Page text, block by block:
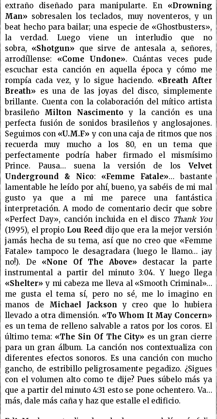
extraño diseñado para manipularte. En «Drowning
Man» sobresalen los teclados, muy noventeros, y un
beat hecho para bailar; una especie de «Ghostbusters»,
la verdad. Luego viene un interludio que no
sobra, «Shotgun» que sirve de antesala a, señores,
arrodíllense: «Come Undone». Cuántas veces pude
escuchar esta canción en aquella época y cómo me
rompía cada vez, y lo sigue haciendo. «Breath After
Breath» es una de las joyas del disco, simplemente
brillante. Cuenta con la colaboración del mítico artista
brasileño Milton Nascimento y la canción es una
perfecta fusión de sonidos brasileños y anglosajones.
Seguimos con «U.M.F» y con una caja de ritmos que nos
recuerda muy mucho a los 80, en un tema que
perfectamente podría haber firmado el mismísimo
Prince. Pausa… suena la versión de los Velvet
Underground & Nico: «Femme Fatale»… bastante
lamentable he leído por ahí, bueno, ya sabéis de mi mal
gusto ya que a mi me parece una fantástica
interpretación. A modo de comentario decir que sobre
«Perfect Day», canción incluida en el disco Thank You
(1995), el propio Lou Reeddijo que era la mejor versión
jamás hecha de su tema, así que no creo que «Femme
Fatale» tampoco le desagradara (luego le llamo… ¡ay
no!). De «None Of The Above» destacar la parte
instrumental a partir del minuto 3:04. Y luego llega
«Shelter» y mi cabeza me lleva al «Smooth Criminal»…
me gusta el tema sí, pero no sé, me lo imagino en
manos de Michael Jackson y creo que lo hubiera
llevado a otra dimensión. «To Whom It May Concern»
es un tema de relleno salvable a ratos por los coros. El
último tema: «The Sin Of The City» es un gran cierre
para un gran álbum. La canción nos contextualiza con
diferentes efectos sonoros. Es una canción con mucho
gancho, de estribillo peligrosamente pegadizo. ¿Sigues
con el volumen alto como te dije? Pues súbelo más ya
que a partir del minuto 4:31 esto se pone ochentero. Va…
más, dale más caña y haz que estalle el edificio.